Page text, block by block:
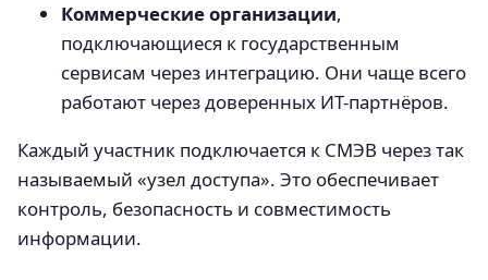
Коммерческие организации,
подключающиеся к государственным
сервисам через интеграцию. Они чаще всего
работают через доверенных ИТ-партнёров.
Каждый участник подключается к СМЭВ через так
называемый «узел доступа». Это обеспечивает
контроль, безопасность и совместимость
информации.